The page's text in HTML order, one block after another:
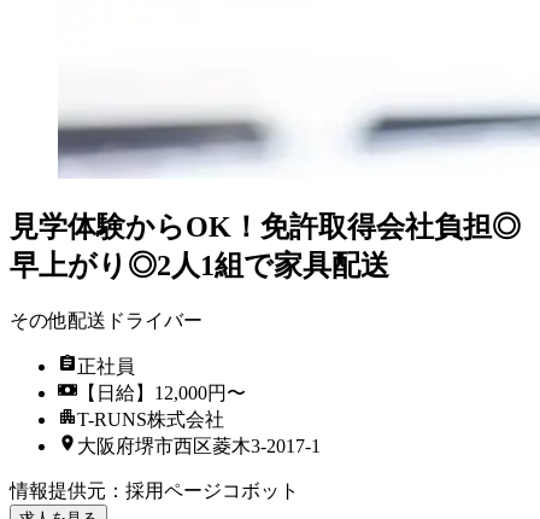
見学体験からOK！免許取得会社負担◎
早上がり◎2人1組で家具配送
その他配送ドライバー
正社員
【日給】12,000円〜
T-RUNS株式会社
大阪府堺市西区菱木3-2017-1
情報提供元 ： 採用ページコボット